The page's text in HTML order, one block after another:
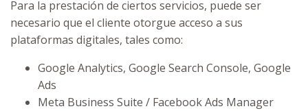
Para la prestación de ciertos servicios, puede ser
necesario que el cliente otorgue acceso a sus
plataformas digitales, tales como:
Google Analytics, Google Search Console, Google
Ads
Meta Business Suite / Facebook Ads Manager